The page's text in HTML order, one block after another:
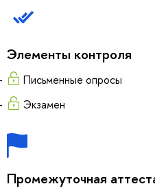
Элементы контроля
Письменные опросы
Экзамен
Промежуточная